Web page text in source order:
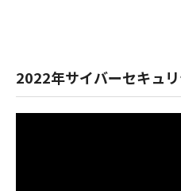
2022年サイバーセキュ